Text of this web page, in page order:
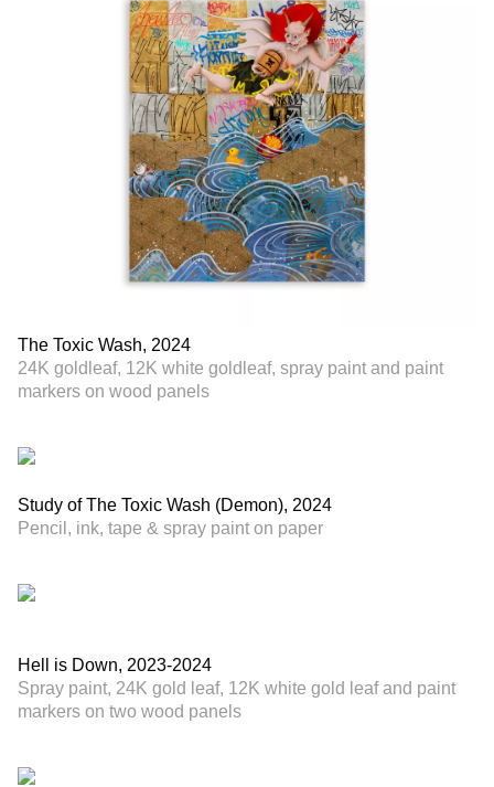
The Toxic Wash, 2024
24K goldleaf, 12K white goldleaf, spray paint and paint
markers on wood panels
Study of The Toxic Wash (Demon), 2024
Pencil, ink, tape & spray paint on paper
Hell is Down, 2023-2024
Spray paint, 24K gold leaf, 12K white gold leaf and paint
markers on two wood panels